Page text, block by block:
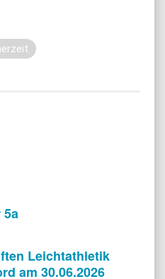
5a
Leichtathletik
am 30.06.2026